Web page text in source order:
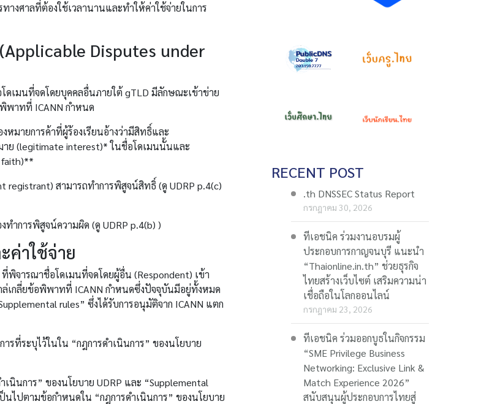
างศาลที่ต้องใช้เวลานานและทำให้ค่าใช้จ่ายในการ
Disputes under
ดเมนที่จดโดยบุคคลอื่นภายใต้ gTLD มีลักษณะเข้าข่าย
พาทที่ ICANN กำหนด
มายการค้าที่ผู้ร้องเรียนอ้างว่ามีสิทธิ์และ
าย (legitimate interest)* ในชื่อโดเมนนั้นและ
faith)**
registrant) สามารถทำการพิสูจน์สิทธิ์ (ดู UDRP p.4(c)
ำการพิสูจน์ความผิด (ดู UDRP p.4(b) )
ค่าใช้จ่าย
ที่พิจารณาชื่อโดเมนที่จดโดยผู้อื่น (Respondent) เข้า
ล่เกลี่ยข้อพิพาทที่ ICANN กำหนดซึ่งปัจจุบันมีอยู่ทั้งหมด
rules” ซึ่งได้รับการอนุมัติจาก ICANN แตก
รที่ระบุไว้ในใน “กฎการดำเนินการ” ของนโยบาย
เนินการ” ของนโยบาย UDRP และ “Supplemental
ไปตามข้อกำหนดใน “กฎการดำเนินการ” ของนโยบาย
RECENT POST
.th DNSSEC Status Report
กรกฎาคม 30, 2026
ทีเอชนิค ร่วมงานอบรมผู้
ประกอบการกาญจนบุรี แนะนำ
“Thaionline.in.th” ช่วยธุรกิจ
ไทยสร้างเว็บไซต์ เสริมความน่า
เชื่อถือในโลกออนไลน์
กรกฎาคม 23, 2026
ทีเอชนิค ร่วมออกบูธในกิจกรรม
“SME Privilege Business
Networking: Exclusive Link &
Match Experience 2026”
สนับสนุนผู้ประกอบการไทยสู่